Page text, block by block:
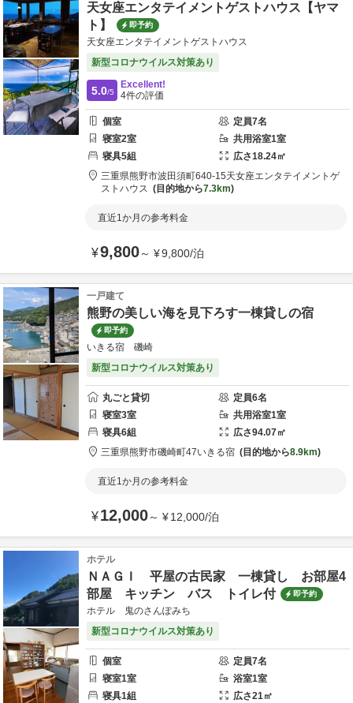
天女座エンタテイメントゲストハウス【ヤマ
ト】
即予約
天女座エンタテイメントゲストハウス
新型コロナウイルス対策あり
5.0/5
Excellent!
4件の評価
個室 定員7名
寝室2室 共用浴室1室
寝具5組 広さ18.24㎡
三重県熊野市波田須町640-15天女座エンタテイメントゲ
ストハウス
目的地から7.3km
直近1か月の参考料金
¥9,800～ ¥9,800/泊
一戸建て
熊野の美しい海を見下ろす一棟貸しの宿
即予約
いきる宿 磯崎
新型コロナウイルス対策あり
丸ごと貸切 定員6名
寝室3室 共用浴室1室
寝具6組 広さ94.07㎡
三重県熊野市磯崎町47いきる宿 目的地から8.9km
直近1か月の参考料金
¥12,000～ ¥12,000/泊
ホテル
ＮＡＧＩ 平屋の古民家 一棟貸し お部屋4
部屋 キッチン バス トイレ付
即予約
ホテル 鬼のさんぽみち
新型コロナウイルス対策あり
個室 定員7名
寝室1室 浴室1室
寝具1組 広さ21㎡